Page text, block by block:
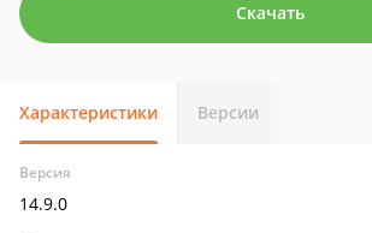
Скачать
Характеристики Версии
Версия
14.9.0